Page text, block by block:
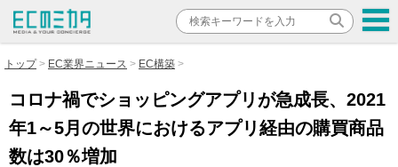
トップ EC業界ニュース EC構築
コロナ禍でショッピングアプリが急成長、2021
年1～5月の世界におけるアプリ経由の購買商品
数は30％増加